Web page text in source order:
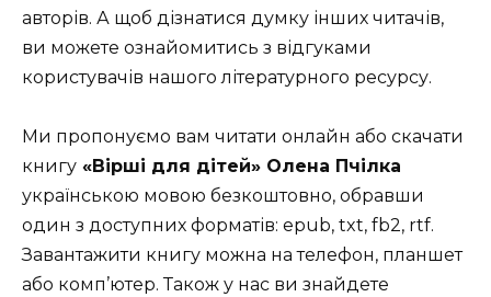
авторів. А щоб дізнатися думку інших читачів,
ви можете ознайомитись з відгуками
користувачів нашого літературного ресурсу.
Ми пропонуємо вам читати онлайн або скачати
книгу «Вірші для дітей» Олена Пчілка
українською мовою безкоштовно, обравши
один з доступних форматів: epub, txt, fb2, rtf.
Завантажити книгу можна на телефон, планшет
або комп’ютер. Також у нас ви знайдете